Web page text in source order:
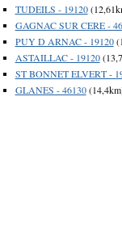
TUDEILS - 19120
GAGNAC SUR CERE -
PUY D ARNAC - 19120
ASTAILLAC - 19120
ST BONNET ELVERT -
GLANES - 46130